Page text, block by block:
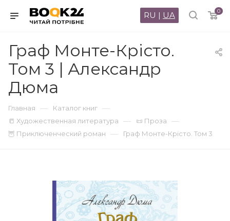
0
RU | UA
Граф Монте-Крісто.
Том 3 | Александр
Дюма
Главная — Каталог книг —
📒 Художественная литература — 📜 Проза —
🦉 Приключенческий роман — Граф Монте-Крісто. Том 3